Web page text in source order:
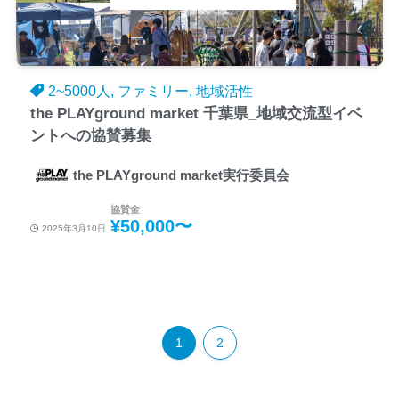
2~5000人, ファミリー, 地域活性
the PLAYground market 千葉県_地域交流型イベ
ントへの協賛募集
the PLAYground market実⾏委員会
2025年3月10日
協賛金
¥50,000〜
1 2